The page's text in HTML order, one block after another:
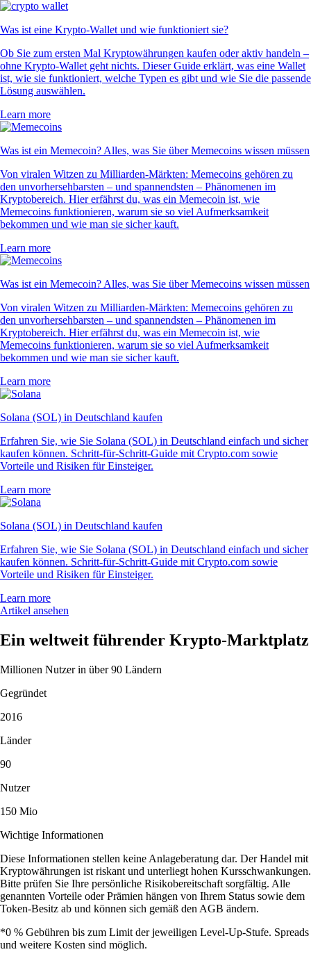
Was ist eine Krypto-Wallet und wie funktioniert sie?
Ob Sie zum ersten Mal Kryptowährungen kaufen oder aktiv handeln –
ohne Krypto-Wallet geht nichts. Dieser Guide erklärt, was eine Wallet
ist, wie sie funktioniert, welche Typen es gibt und wie Sie die passende
Lösung auswählen.
Learn more
Was ist ein Memecoin? Alles, was Sie über Memecoins wissen müssen
Von viralen Witzen zu Milliarden-Märkten: Memecoins gehören zu
den unvorhersehbarsten – und spannendsten – Phänomenen im
Kryptobereich. Hier erfährst du, was ein Memecoin ist, wie
Memecoins funktionieren, warum sie so viel Aufmerksamkeit
bekommen und wie man sie sicher kauft.
Learn more
Was ist ein Memecoin? Alles, was Sie über Memecoins wissen müssen
Von viralen Witzen zu Milliarden-Märkten: Memecoins gehören zu
den unvorhersehbarsten – und spannendsten – Phänomenen im
Kryptobereich. Hier erfährst du, was ein Memecoin ist, wie
Memecoins funktionieren, warum sie so viel Aufmerksamkeit
bekommen und wie man sie sicher kauft.
Learn more
Solana (SOL) in Deutschland kaufen
Erfahren Sie, wie Sie Solana (SOL) in Deutschland einfach und sicher
kaufen können. Schritt-für-Schritt-Guide mit Crypto.com sowie
Vorteile und Risiken für Einsteiger.
Learn more
Solana (SOL) in Deutschland kaufen
Erfahren Sie, wie Sie Solana (SOL) in Deutschland einfach und sicher
kaufen können. Schritt-für-Schritt-Guide mit Crypto.com sowie
Vorteile und Risiken für Einsteiger.
Learn more
Artikel ansehen
Ein weltweit führender Krypto-Marktplatz
Millionen Nutzer in über 90 Ländern
Gegründet
2016
Länder
90
Nutzer
150 Mio
Wichtige Informationen
Diese Informationen stellen keine Anlageberatung dar. Der Handel mit
Kryptowährungen ist riskant und unterliegt hohen Kursschwankungen.
Bitte prüfen Sie Ihre persönliche Risikobereitschaft sorgfältig. Alle
genannten Vorteile oder Prämien hängen von Ihrem Status sowie dem
Token-Besitz ab und können sich gemäß den AGB ändern.
*0 % Gebühren bis zum Limit der jeweiligen Level-Up-Stufe. Spreads
und weitere Kosten sind möglich.